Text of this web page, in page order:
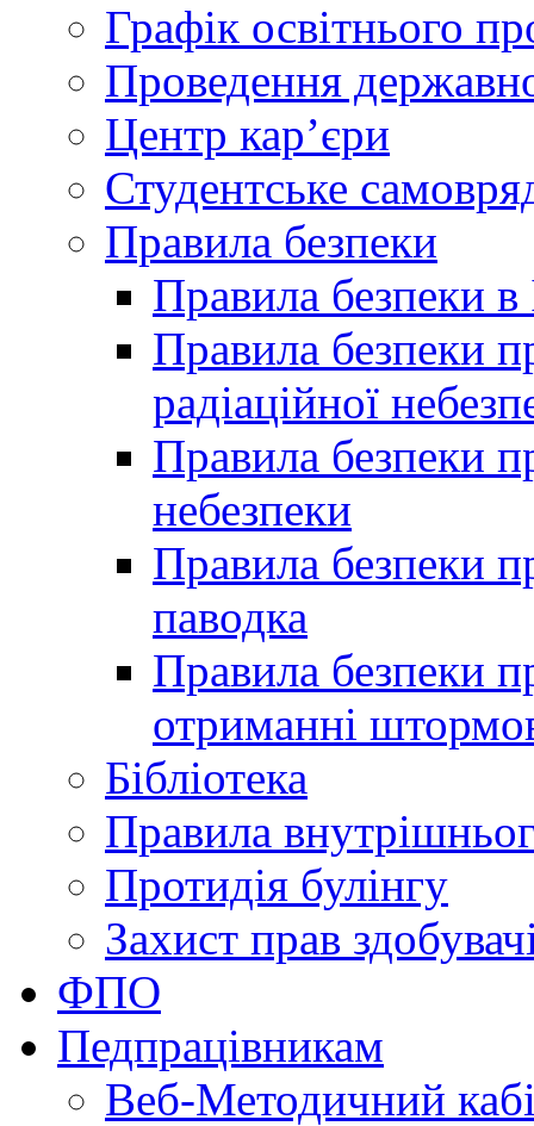
Графік освітнього
Проведення
Центр кар’єри
Студентське
Правила безпеки
Правила безпеки в
Правила безпеки
радіаційної
Правила безпеки
небезпеки
Правила безпеки
паводка
Правила безпеки
отриманні
Бібліотека
Правила
Протидія булінгу
Захист прав
ФПО
Педпрацівникам
Веб-Методичний